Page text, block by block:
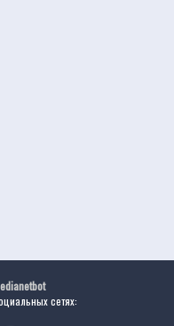
сетях: